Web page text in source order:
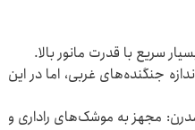
سریع با قدرت مانور بالا.
جنگنده‌های غربی، اما در این
مجهز به موشک‌های راداری و